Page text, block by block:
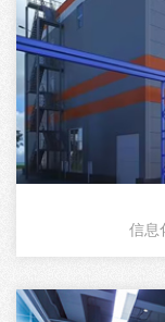
信息